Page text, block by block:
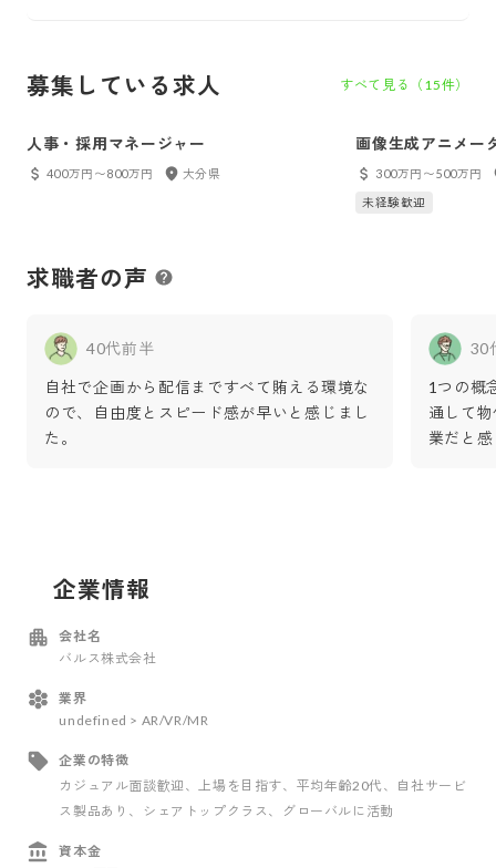
募集している求人 すべて見る（ 15件）
人事・採用マネージャー
400万円〜800万円 大分県
画像生成アニメー
300万円〜500万円
未経験歓迎
求職者の声
40代前半
自社で企画から配信まですべて賄える環境な
ので、自由度とスピード感が早いと感じまし
た。
30
1つの概
通して
業だと
企業情報
会社名
バルス株式会社
業界
undefined > AR/VR/MR
企業の特徴
カジュアル面談歓迎 、上場を目指す、平均年齢20代、自社サービ
ス製品あり 、シェアトップクラス 、グローバルに活動
資本金